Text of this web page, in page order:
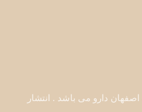
دارو می باشد . انتشار